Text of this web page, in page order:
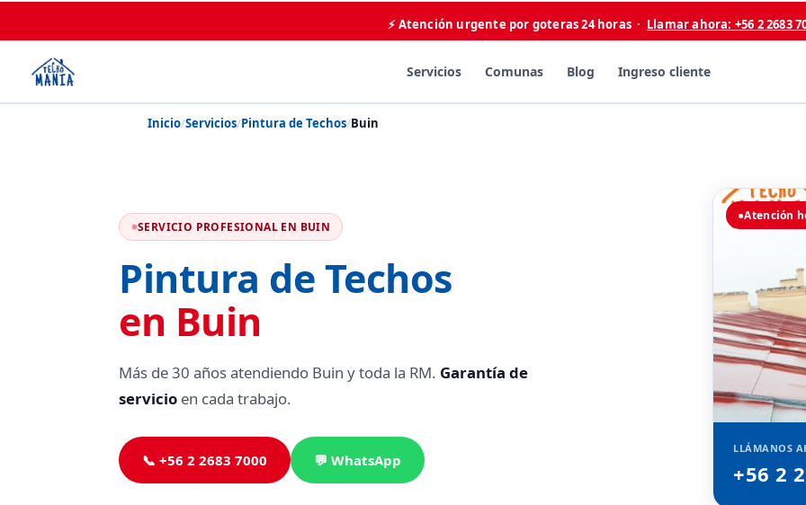
⚡ Atención urgente por goteras 24 horas · Llamar ahora: +56 2 2683
Servicios Comunas Blog Ingreso cliente
Inicio/Servicios/Pintura de Techos/Buin
SERVICIO PROFESIONAL EN BUIN
Pintura de Techos
en Buin
Más de 30 años atendiendo Buin y toda la RM. Garantía de
servicio en cada trabajo.
📞 +56 2 2683 7000 💬 WhatsApp
●Atención
LLÁMANOS
+56 2